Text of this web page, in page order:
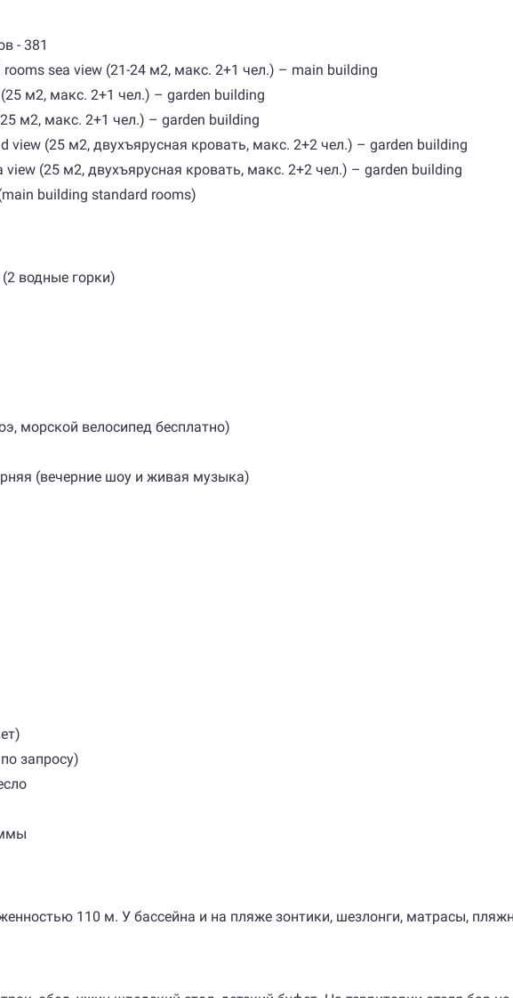
- 381
sea view (21-24 м2, макс. 2+1 чел.) – main building
м2, макс. 2+1 чел.) – garden building
м2, макс. 2+1 чел.) – garden building
view (25 м2, двухъярусная кровать, макс. 2+2 чел.) – garden building
(25 м2, двухъярусная кровать, макс. 2+2 чел.) – garden building
building standard rooms)
водные горки)
морской велосипед бесплатно)
(вечерние шоу и живая музыка)
запросу)
110 м. У бассейна и на пляже зонтики, шезлонги, матрасы,